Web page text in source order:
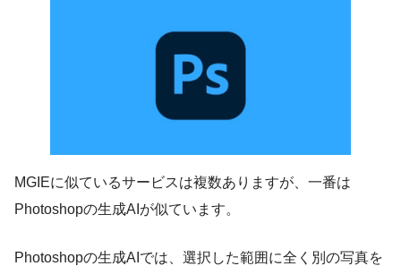
MGIEに似ているサービスは複数ありますが、一番は
Photoshopの生成AIが似ています。
Photoshopの生成AIでは、選択した範囲に全く別の写真を